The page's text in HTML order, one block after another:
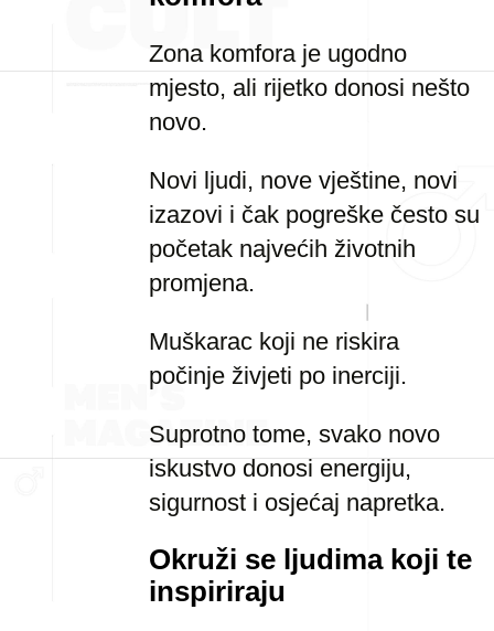
Zona komfora je ugodno
mjesto, ali rijetko donosi nešto
novo.
Novi ljudi, nove vještine, novi
izazovi i čak pogreške često su
početak najvećih životnih
promjena.
Muškarac koji ne riskira
počinje živjeti po inerciji.
Suprotno tome, svako novo
iskustvo donosi energiju,
sigurnost i osjećaj napretka.
Okruži se ljudima koji te
inspiriraju